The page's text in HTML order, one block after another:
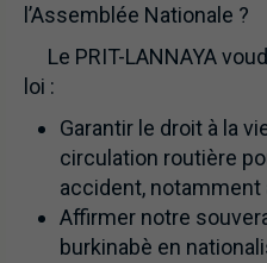
l’Assemblée Nationale ?
Le PRIT-LANNAYA
loi
Garantir le droit à la
circulation routière
accident, notamment
Affirmer notre
burkinabè en